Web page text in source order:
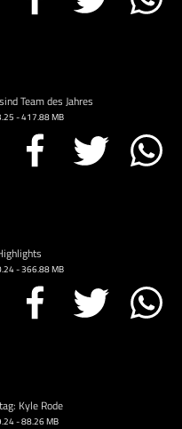
Team des Jahres
- 417.88 MB
- 366.88 MB
Kyle Rode
- 88.26 MB